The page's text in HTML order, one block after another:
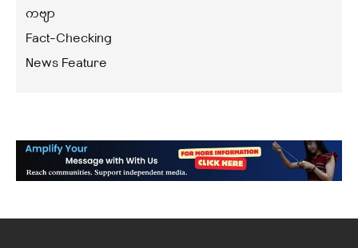
ကဗျာ
Fact-Checking
News Feature